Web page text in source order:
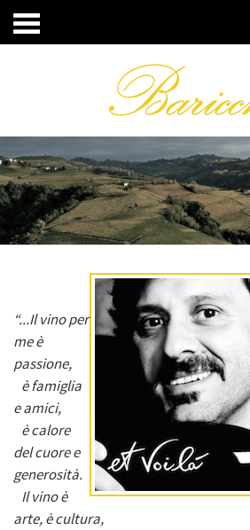
“...Il vino per
me è
passione,
è famiglia
e amici,
è calore
del cuore e
generosità.
Il vino è
arte, è cultura,